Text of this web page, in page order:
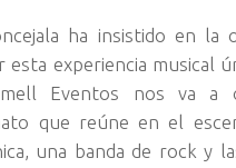
ha insistido en la
esta experiencia musical
Eventos nos va a
que reúne en el
una banda de rock y